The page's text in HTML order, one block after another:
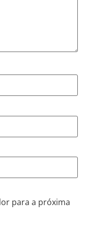
para a próxima